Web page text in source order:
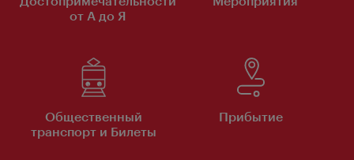
от А до Я
Общественный
транспорт и Билеты
Прибытие